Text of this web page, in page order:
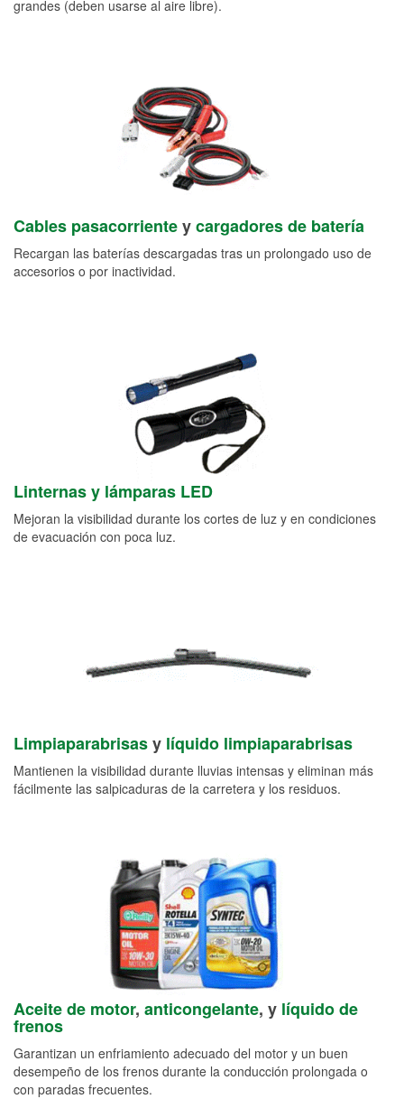
grandes (deben usarse al aire libre).
Cables pasacorrienteycargadores de batería
Recargan las baterías descargadas tras un prolongado uso de
accesorios o por inactividad.
Linternas y lámparas LED
Mejoran la visibilidad durante los cortes de luz y en condiciones
de evacuación con poca luz.
Limpiaparabrisasy líquido limpiaparabrisas
Mantienen la visibilidad durante lluvias intensas y eliminan más
fácilmente las salpicaduras de la carretera y los residuos.
Aceite de motor, anticongelante, y líquido de
frenos
Garantizan un enfriamiento adecuado del motor y un buen
desempeño de los frenos durante la conducción prolongada o
con paradas frecuentes.